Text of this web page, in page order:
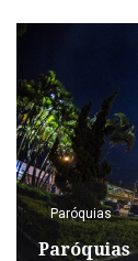
Paróquias
Paróquias